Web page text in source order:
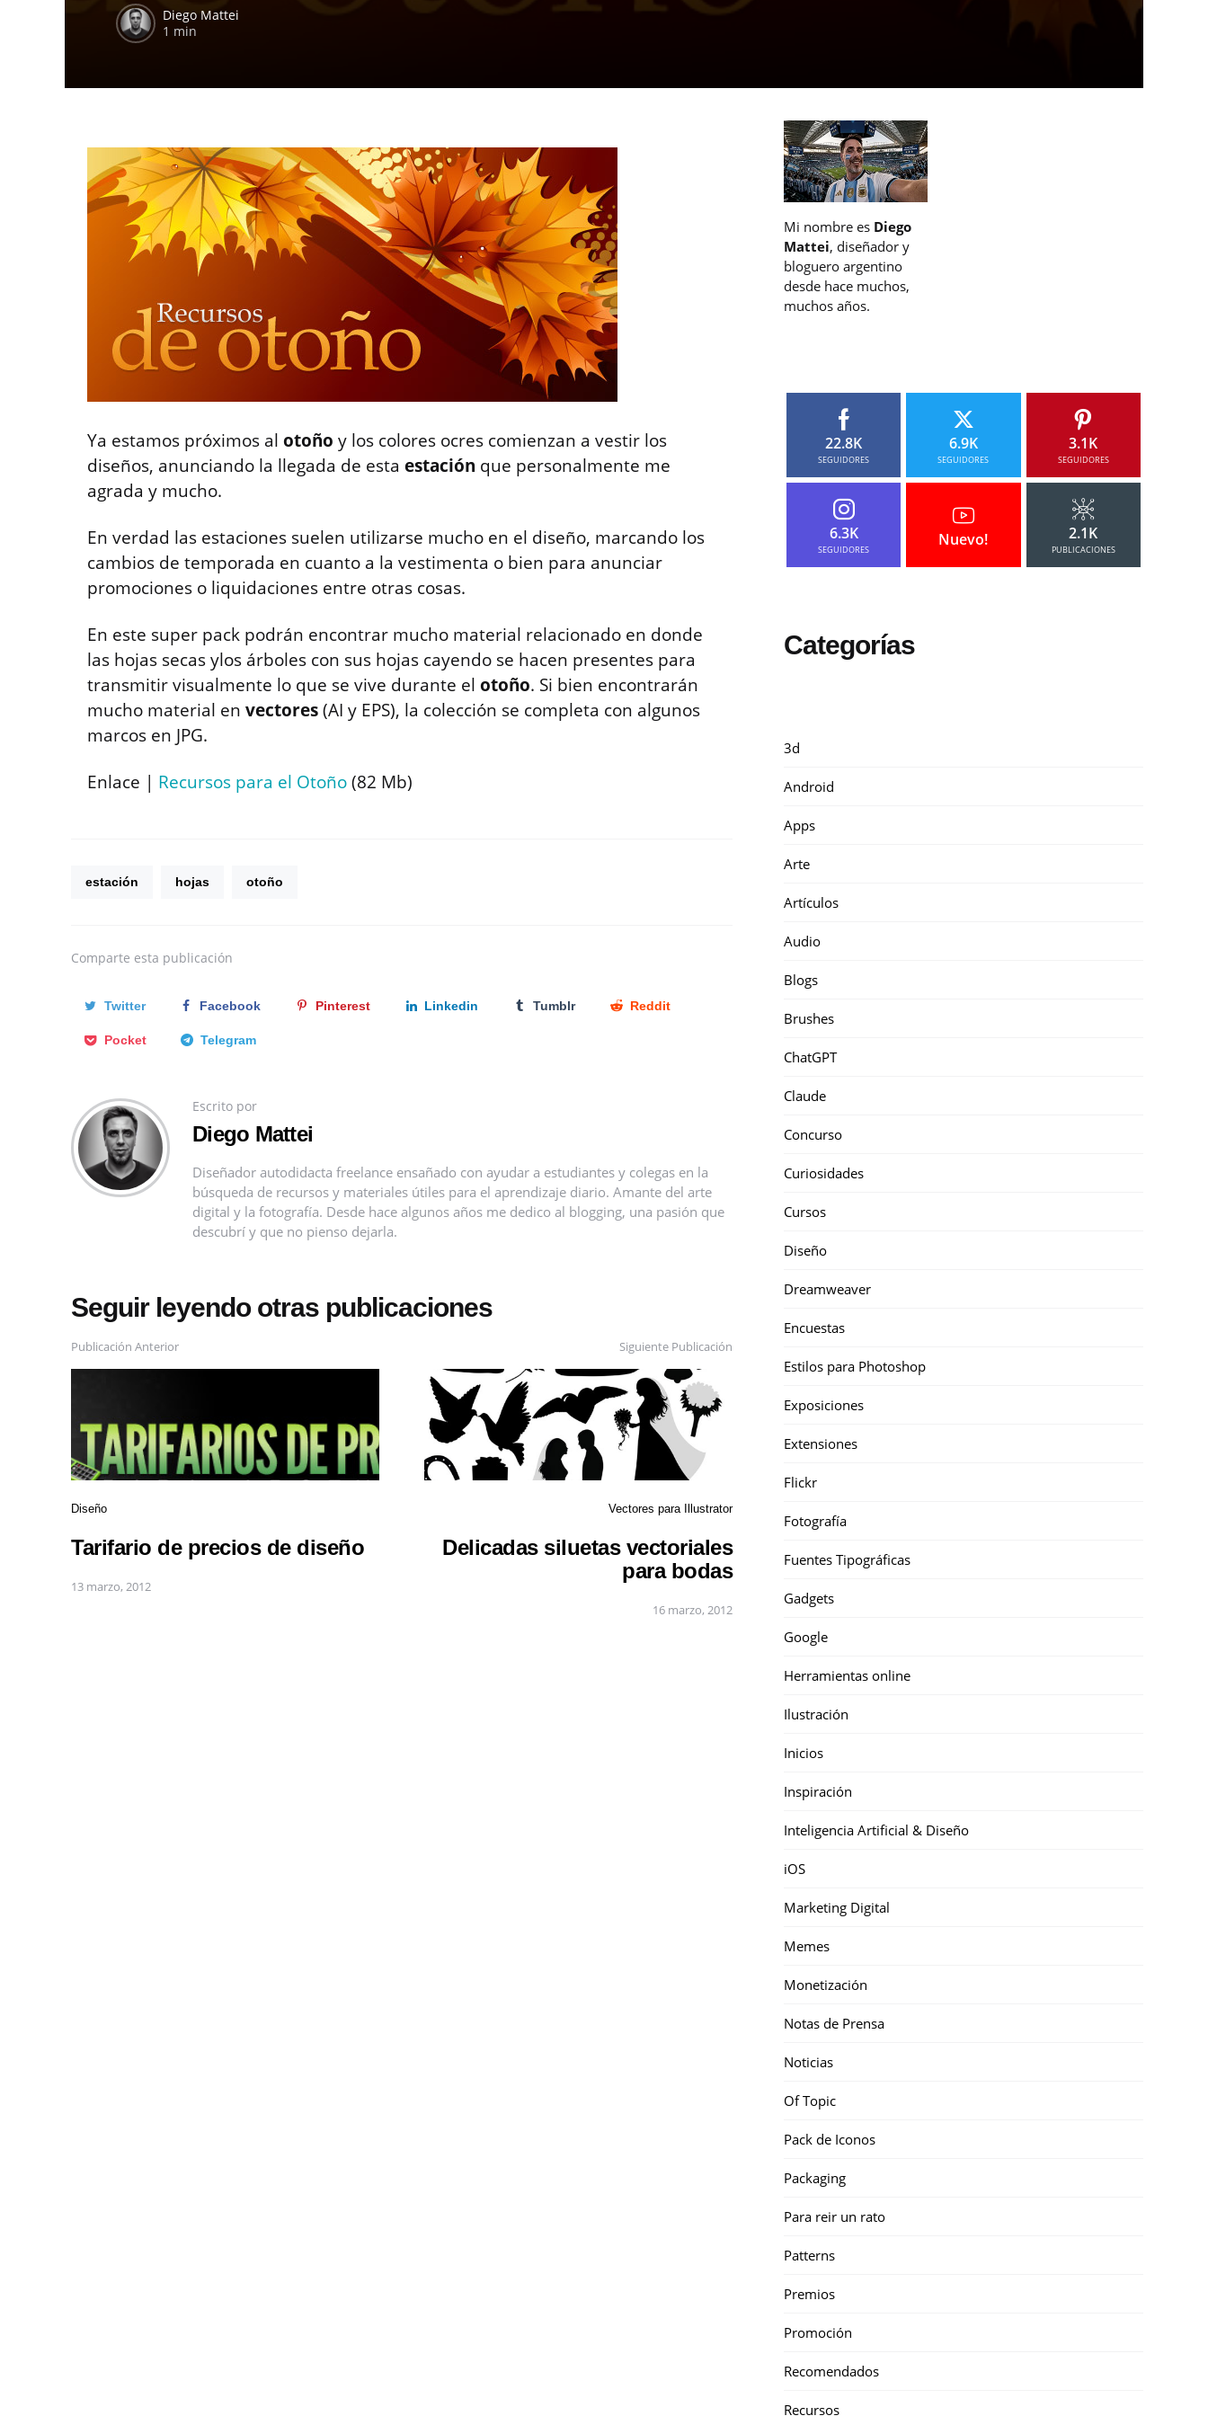
Diego Mattei
1 min
Ya estamos próximos al otoño y los colores ocres comienzan a vestir los
diseños, anunciando la llegada de esta estación que personalmente me
agrada y mucho.
En verdad las estaciones suelen utilizarse mucho en el diseño, marcando los
cambios de temporada en cuanto a la vestimenta o bien para anunciar
promociones o liquidaciones entre otras cosas.
En este super pack podrán encontrar mucho material relacionado en donde
las hojas secas ylos árboles con sus hojas cayendo se hacen presentes para
transmitir visualmente lo que se vive durante el otoño. Si bien encontrarán
mucho material en vectores(AI y EPS), la colección se completa con algunos
marcos en JPG.
Enlace | Recursos para el Otoño(82 Mb)
estación hojas otoño
Comparte esta publicación
Twitter Facebook Pinterest Linkedin Tumblr Reddit
Pocket Telegram
Escrito por
Diego Mattei
Diseñador autodidacta freelance ensañado con ayudar a estudiantes y colegas en la
búsqueda de recursos y materiales útiles para el aprendizaje diario. Amante del arte
digital y la fotografía. Desde hace algunos años me dedico al blogging, una pasión que
descubrí y que no pienso dejarla.
Seguir leyendo otras publicaciones
Publicación Anterior
Diseño
Tarifario de precios de diseño
13 marzo, 2012
Siguiente Publicación
Vectores para Illustrator
Delicadas siluetas vectoriales
para bodas
16 marzo, 2012
Mi nombre es Diego
Mattei, diseñador y
bloguero argentino
desde hace muchos,
muchos años.
22.8K
SEGUIDORES
6.9K
SEGUIDORES
3.1K
SEGUIDORES
6.3K
SEGUIDORES
Nuevo! 2.1K
PUBLICACIONES
Categorías
3d
Android
Apps
Arte
Artículos
Audio
Blogs
Brushes
ChatGPT
Claude
Concurso
Curiosidades
Cursos
Diseño
Dreamweaver
Encuestas
Estilos para Photoshop
Exposiciones
Extensiones
Flickr
Fotografía
Fuentes Tipográficas
Gadgets
Google
Herramientas online
Ilustración
Inicios
Inspiración
Inteligencia Artificial & Diseño
iOS
Marketing Digital
Memes
Monetización
Notas de Prensa
Noticias
Of Topic
Pack de Iconos
Packaging
Para reir un rato
Patterns
Premios
Promoción
Recomendados
Recursos